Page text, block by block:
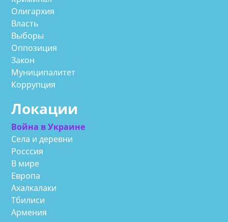
Олигархия
Власть
Выборы
Оппозиция
Закон
Муниципалитет
Коррупция
Локации
Война в Украине
Села и деревни
Росссия
В мире
Европа
Ахалкалаки
Тбилиси
Армения